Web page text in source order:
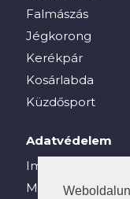
Falmászás
Jégkorong
Kerékpár
Kosárlabda
Küzdősport
Adatvédelem
Impresszum
Média